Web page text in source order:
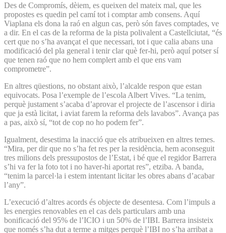
Des de Compromís, dèiem, es queixen del mateix mal, que les
propostes es quedin pel camí tot i comptar amb consens. Aquí
Viaplana els dona la raó en algun cas, però són faves comptades, ve
a dir. En el cas de la reforma de la pista polivalent a Castellciutat, “és
cert que no s’ha avançat el que necessari, tot i que calia abans una
modificació del pla general i tenir clar què fer-hi, però aquí potser sí
que tenen raó que no hem complert amb el que ens vam
comprometre”.
En altres qüestions, no obstant això, l’alcalde respon que estan
equivocats. Posa l’exemple de l’escola Albert Vives. “La tenim,
perquè justament s’acaba d’aprovar el projecte de l’ascensor i diria
que ja està licitat, i aviat farem la reforma dels lavabos”. Avança pas
a pas, això sí, “tot de cop no ho podem fer”.
Igualment, desestima la inacció que els atribueixen en altres temes.
“Mira, per dir que no s’ha fet res per la residència, hem aconseguit
tres milions dels pressupostos de l’Estat, i bé que el regidor Barrera
s’hi va fer la foto tot i no haver-hi aportat res”, etziba. A banda,
“tenim la parcel·la i estem intentant licitar les obres abans d’acabar
l’any”.
L’execució d’altres acords és objecte de desentesa. Com l’impuls a
les energies renovables en el cas dels particulars amb una
bonificació del 95% de l’ICIO i un 50% de l’IBI. Barrera insisteix
que només s’ha dut a terme a mitges perquè l’IBI no s’ha arribat a